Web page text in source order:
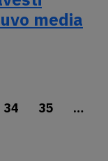
media
34 35
…